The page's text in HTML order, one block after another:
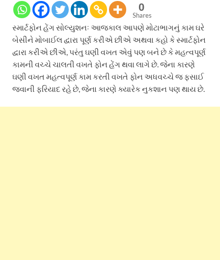
0
Shares
સ્માર્ટફોન હેંગ સોલ્યુશનઃ આજકાલ આપણે મોટાભાગનું કામ ઘરે
બેસીને મોબાઈલ દ્વારા પૂર્ણ કરીએ છીએ અથવા કહો કે સ્માર્ટફોન
દ્વારા કરીએ છીએ, પરંતુ ઘણી વખત એવું પણ બને છે કે મહત્વપૂર્ણ
કામની વચ્ચે ચાલતી વખતે ફોન હેંગ થવા લાગે છે. જેના કારણે
ઘણી વખત મહત્વપૂર્ણ કામ કરતી વખતે ફોન અધવચ્ચે જ ફસાઈ
જવાની ફરિયાદ રહે છે, જેના કારણે ક્યારેક નુકશાન પણ થાય છે.